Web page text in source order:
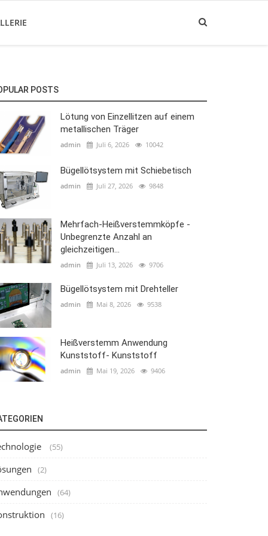
POSTS
Lötung von Einzellitzen auf einem
metallischen Träger
admin Juli 6, 2026 10042
Bügellötsystem mit Schiebetisch
admin Juli 27, 2026 9848
Mehrfach-Heißverstemmköpfe -
Unbegrenzte Anzahl an
gleichzeitigen...
admin Juli 13, 2026 9706
Bügellötsystem mit Drehteller
admin Mai 8, 2026 9538
Heißverstemm Anwendung
Kunststoff- Kunststoff
admin Mai 19, 2026 9406
(55)
(2)
(64)
(16)